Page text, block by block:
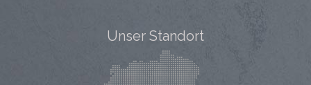
Unser Standort